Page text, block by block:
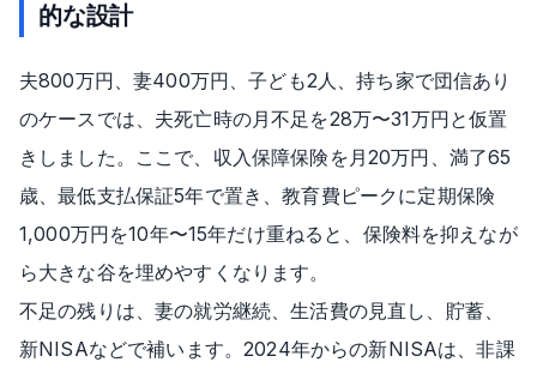
的な設計
夫800万円、妻400万円、子ども2人、持ち家で団信あり
のケースでは、夫死亡時の月不足を28万〜31万円と仮置
きしました。ここで、収入保障保険を月20万円、満了65
歳、最低支払保証5年で置き、教育費ピークに定期保険
1,000万円を10年〜15年だけ重ねると、保険料を抑えなが
ら大きな谷を埋めやすくなります。
不足の残りは、妻の就労継続、生活費の見直し、貯蓄、
新NISAなどで補います。2024年からの新NISAは、非課